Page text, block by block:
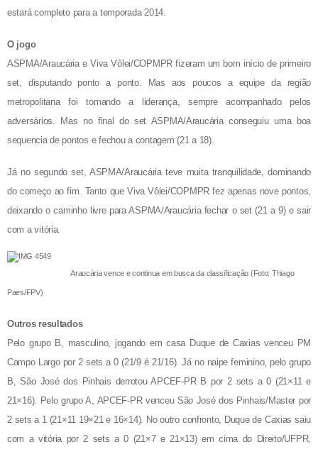
estará completo para a temporada 2014.
O jogo
ASPMA/Araucária e Viva Vôlei/COPMPR fizeram um bom início de primeiro
set, disputando ponto a ponto. Mas aos poucos a equipe da região
metropolitana foi tomando a liderança, sempre acompanhado pelos
adversários. Mas no final do set ASPMA/Araucária conseguiu uma boa
sequencia de pontos e fechou a contagem (21 a 18).
Já no segundo set, ASPMA/Araucária teve muita tranquilidade, dominando
do começo ao fim. Tanto que Viva Vôlei/COPMPR fez apenas nove pontos,
deixando o caminho livre para ASPMA/Araucária fechar o set (21 a 9) e sair
com a vitória.
Araucária vence e continua em busca da classificação (Foto: Thiago
Paes/FPV)
Outros resultados
Pelo grupo B, masculino, jogando em casa Duque de Caxias venceu PM
Campo Largo por 2 sets a 0 (21/9 é 21/16). Já no naipe feminino, pelo grupo
B, São José dos Pinhais derrotou APCEF-PR B por 2 sets a 0 (21×11 e
21×16). Pelo grupo A, APCEF-PR venceu São José dos Pinhais/Master por
2 sets a 1 (21×11 19×21 e 16×14). No outro confronto, Duque de Caxias saiu
com a vitória por 2 sets a 0 (21×7 e 21×13) em cima do Direito/UFPR,